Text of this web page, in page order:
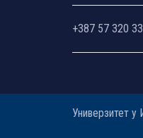
+387 57 320
Универзитет